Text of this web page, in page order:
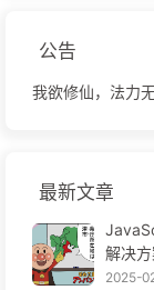
公告
我欲修仙，法力
最新文章
解决
2025-